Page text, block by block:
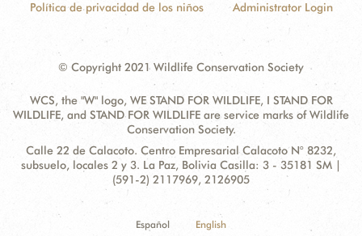
Política de privacidad de los niños Administrator Login
© Copyright 2021 Wildlife Conservation Society
WCS, the "W" logo, WE STAND FOR WILDLIFE, I STAND FOR
WILDLIFE, and STAND FOR WILDLIFE are service marks of Wildlife
Conservation Society.
Contact
Information
Address:
Calle 22 de Calacoto. Centro Empresarial Calacoto N° 8232,
subsuelo, locales 2 y 3. La Paz, Bolivia Casilla: 3 - 35181 SM |
(591-2) 2117969, 2126905
Español English